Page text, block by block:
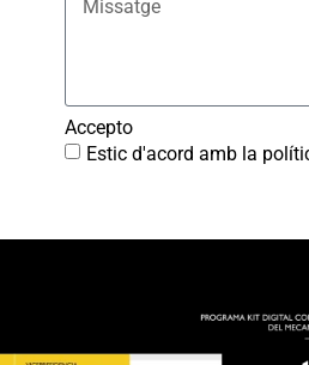
Accepto
Estic d'acord amb la